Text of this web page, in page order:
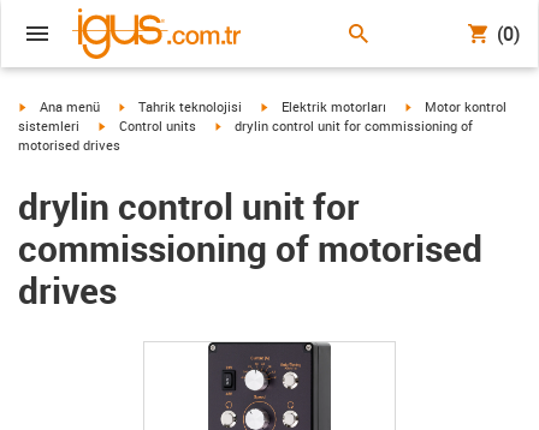
(0)
igus-icon-arrow-right
Ana menü igus-icon-arrow-right
Tahrik teknolojisi igus-icon-arrow-right
Elektrik motorları igus-icon-arrow-right
Motor kontrol
sistemleri
igus-icon-arrow-right
Control units igus-icon-arrow-right
drylin control unit for commissioning of
motorised drives
drylin control unit for
commissioning of motorised
drives